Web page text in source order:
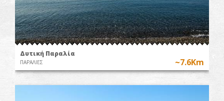
Δυτική Παραλία
ΠΑΡΑΛΙΕΣ ~7.6Km